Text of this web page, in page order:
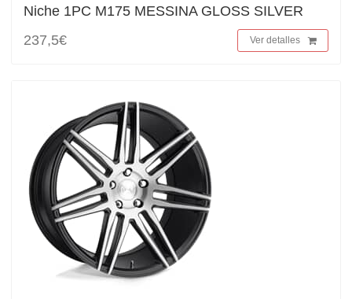
Niche 1PC M175 MESSINA GLOSS SILVER
237,5€
Ver detalles